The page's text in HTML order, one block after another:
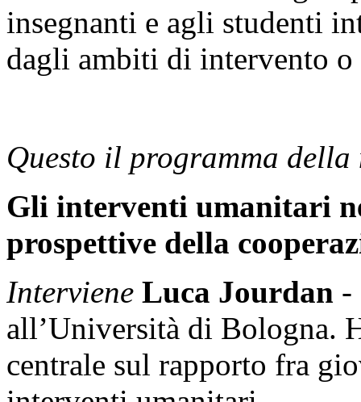
insegnanti e agli studenti
dagli ambiti di intervento o
Questo il programma
Gli interventi umanitari
prospettive della
Interviene Luca Jourdan -
all’Università di Bologna.
centrale sul rapporto fra